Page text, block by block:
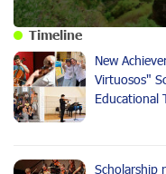
Timeline
New
Virtuosos"
Educational
Scholarship